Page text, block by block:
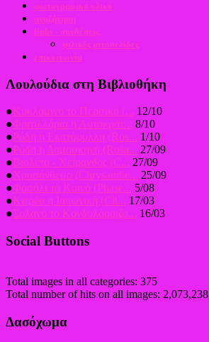
φωτογραφικό υλικό
αναζήτηση
links - συνδέσεις
φιλικές ιστοσελίδες
επικοινωνία
Λουλούδια στη Βιβλιοθήκη
●Κυκλάμινο το Περσικό (... 12/10
●Φριτιλλάρια η Αυτοκρατ... 8/10
●Ρόδη η Εκατόφυλλη (Ros... 1/10
●Ρόδη η Δαμασκηνή (Rosa... 27/09
●Βιολέτα - Χείρανθος (C... 27/09
●Χρυσάνθεμο (Chrysanthe... 25/09
●Φασόλι το Κοινό (Phase... 5/08
●Κιτρέα η Ιαπωνική (Cit... 17/03
●Σολανό το Κονδυλόρριζο... 16/03
Social Buttons
Total images in all categories: 375
Total number of hits on all images: 2,073,238
Δασόχωμα